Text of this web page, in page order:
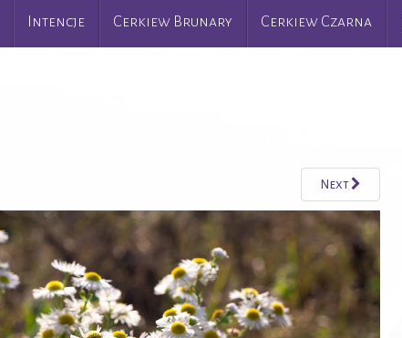
Intencje Cerkiew Brunary Cerkiew Czarna
Next